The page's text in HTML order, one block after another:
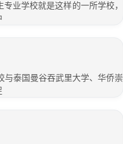
业学校就是这样的一所学校，
与泰国曼谷吞武里大学、华侨崇